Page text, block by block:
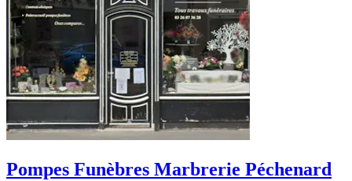
Pompes Funèbres Marbrerie Péchenard